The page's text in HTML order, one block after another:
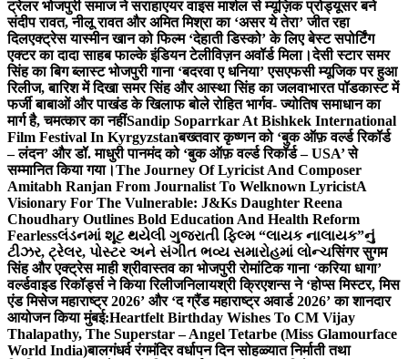
ट्रेलर भोजपुरी समाज ने सराहाएयर वाइस मार्शल से म्यूज़िक प्रोड्यूसर बने
संदीप रावत, नीलू रावत और अमित मिश्रा का ‘असर ये तेरा’ जीत रहा
दिलएक्ट्रेस यास्मीन खान को फिल्म ‘देहाती डिस्को’ के लिए बेस्ट सपोर्टिंग
एक्टर का दादा साहब फाल्के इंडियन टेलीविज़न अवॉर्ड मिला।देसी स्टार समर
सिंह का बिग ब्लास्ट भोजपुरी गाना ‘बदरवा ए धनिया’ एसएफसी म्यूजिक पर हुआ
रिलीज, बारिश में दिखा समर सिंह और आस्था सिंह का जलवाभारत पॉडकास्ट में
फर्जी बाबाओं और पाखंड के खिलाफ बोले रोहित भार्गव- ज्योतिष समाधान का
मार्ग है, चमत्कार का नहींSandip Soparrkar At Bishkek International
Film Festival In Kyrgyzstanबख्तवार कृष्णन को ‘बुक ऑफ़ वर्ल्ड रिकॉर्ड
– लंदन’ और डॉ. माधुरी पानमंद को ‘बुक ऑफ़ वर्ल्ड रिकॉर्ड – USA’ से
सम्मानित किया गया।The Journey Of Lyricist And Composer
Amitabh Ranjan From Journalist To Welknown LyricistA
Visionary For The Vulnerable: J&Ks Daughter Reena
Choudhary Outlines Bold Education And Health Reform
Fearlessલંડનમાં શૂટ થયેલી ગુજરાતી ફિલ્મ “લાયક નાલાયક”નું
ટીઝર, ટ્રેલર, પોસ્ટર અને સંગીત ભવ્ય સમારોહમાં લોન્ચसिंगर सुगम
सिंह और एक्ट्रेस माही श्रीवास्तव का भोजपुरी रोमांटिक गाना ‘करिया धागा’
वर्ल्डवाइड रिकॉर्ड्स ने किया रिलीजनिलायश्री क्रिएशन्स ने ‘होप्स मिस्टर, मिस
एंड मिसेज महाराष्ट्र 2026’ और ‘द ग्रैंड महाराष्ट्र अवार्ड 2026’ का शानदार
आयोजन किया मुंबई:Heartfelt Birthday Wishes To CM Vijay
Thalapathy, The Superstar – Angel Tetarbe (Miss Glamourface
World India)बालगंधर्व रंगमंदिर वर्धापन दिन सोहळ्यात निर्माती तथा